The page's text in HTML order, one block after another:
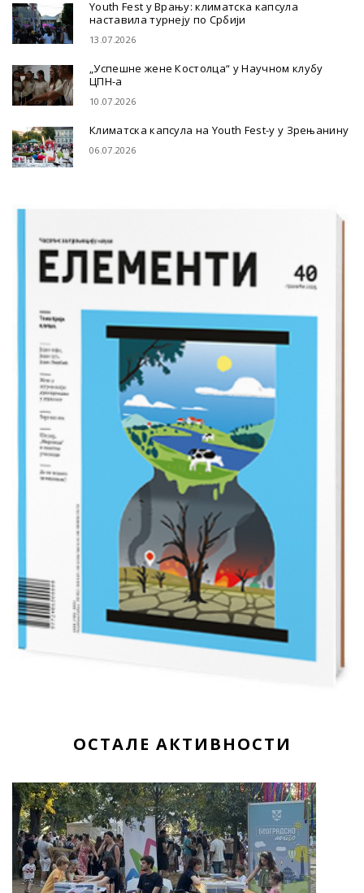
Youth Fest у Врању: климатска капсула
наставила турнеју по Србији
13.07.2026
„Успешне жене Костолца“ у Научном клубу
ЦПН-а
10.07.2026
Климатска капсула на Youth Fest-у у Зрењанину
06.07.2026
ОСТАЛЕ АКТИВНОСТИ